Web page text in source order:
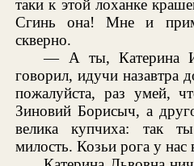
таки к этой лоханке
Сгинь она! Мне и
скверно.
— А ты, Катерина
говорил, идучи
пожалуйста, раз умей,
Зиновий Борисыч, а
велика купчиха: так
милость. Козьи рога у нас